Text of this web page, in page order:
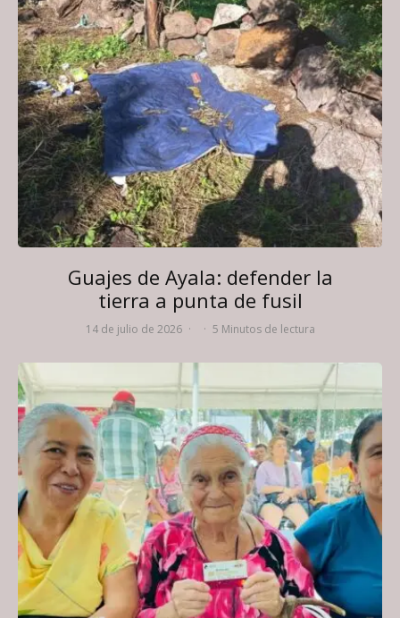
Guajes de Ayala: defender la
tierra a punta de fusil
14 de julio de 2026 · · 5 Minutos de lectura